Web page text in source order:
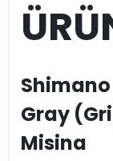
Gray
Misina